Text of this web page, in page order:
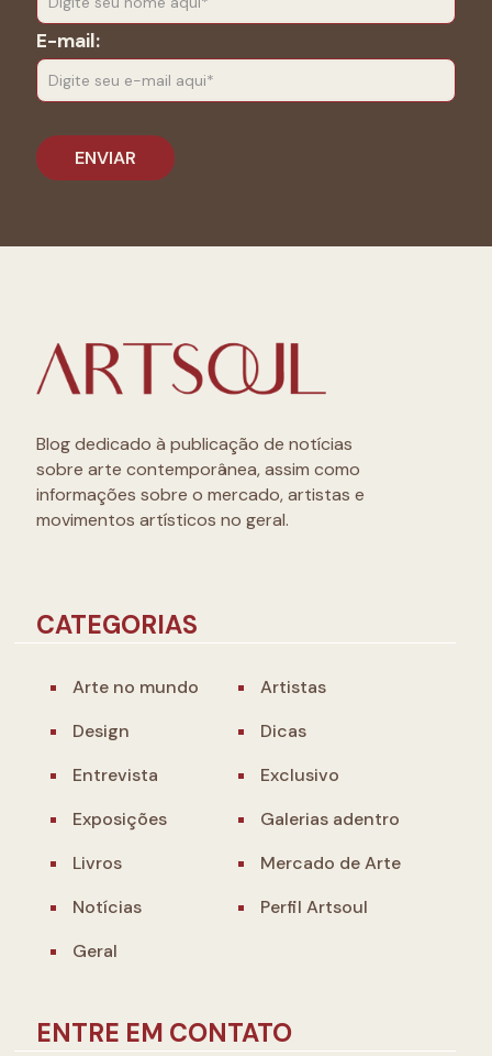
E-mail:
Blog dedicado à publicação de notícias
sobre arte contemporânea, assim como
informações sobre o mercado, artistas e
movimentos artísticos no geral.
CATEGORIAS
Arte no mundo
Artistas
Design
Dicas
Entrevista
Exclusivo
Exposições
Galerias adentro
Livros
Mercado de Arte
Notícias
Perfil Artsoul
Geral
ENTRE EM CONTATO